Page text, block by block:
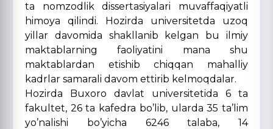
ta nomzodlik dissertasiyalari muvaffaqiyatli
himoya qilindi. Hozirda universitetda uzoq
yillar davomida shakllanib kelgan bu ilmiy
maktablarning faoliyatini mana shu
maktablardan etishib chiqqan mahalliy
kadrlar samarali davom ettirib kelmoqdalar.
Hozirda Buxoro davlat universitetida 6 ta
fakultet, 26 ta kafedra bo’lib, ularda 35 ta’lim
yo’nalishi bo’yicha 6246 talaba, 14